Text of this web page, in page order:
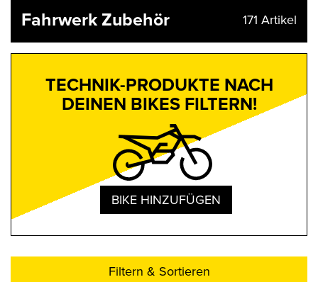
Fahrwerk Zubehör 171 Artikel
TECHNIK-PRODUKTE NACH
DEINEN BIKES FILTERN!
BIKE HINZUFÜGEN
Filtern & Sortieren